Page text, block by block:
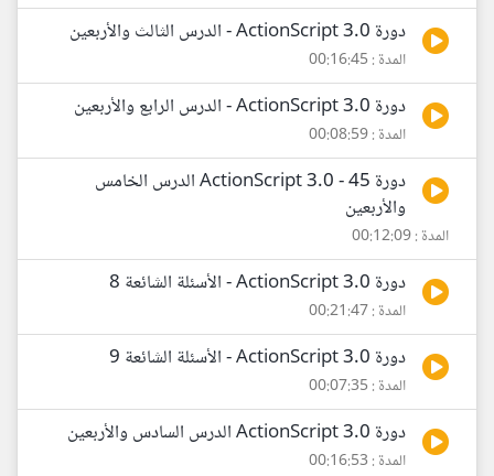
دورة ActionScript 3.0 - الدرس الثالث والأربعين
المدة : 00:16:45
دورة ActionScript 3.0 - الدرس الرابع والأربعين
المدة : 00:08:59
دورة ActionScript 3.0 - 45 الدرس الخامس
والأربعين
المدة : 00:12:09
دورة ActionScript 3.0 - الأسئلة الشائعة 8
المدة : 00:21:47
دورة ActionScript 3.0 - الأسئلة الشائعة 9
المدة : 00:07:35
دورة ActionScript 3.0 الدرس السادس والأربعين
المدة : 00:16:53